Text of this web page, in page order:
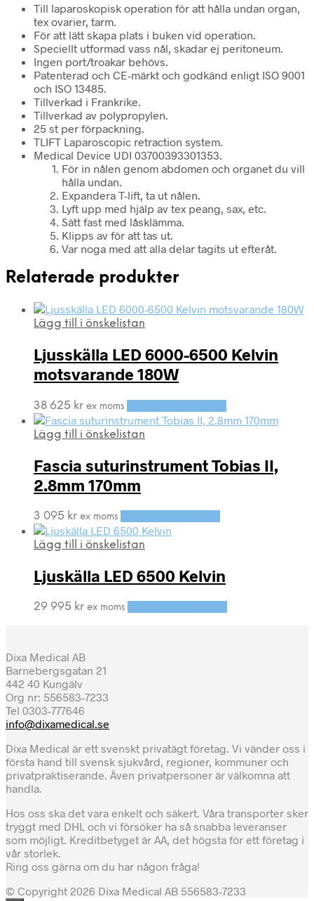
Till laparoskopisk operation för att hålla undan organ,
tex ovarier, tarm.
För att lätt skapa plats i buken vid operation.
Speciellt utformad vass nål, skadar ej peritoneum.
Ingen port/troakar behövs.
Patenterad och CE-märkt och godkänd enligt ISO 9001
och ISO 13485.
Tillverkad i Frankrike.
Tillverkad av polypropylen.
25 st per förpackning.
TLIFT Laparoscopic retraction system.
Medical Device UDI 03700393301353.
För in nålen genom abdomen och organet du vill
hålla undan.
Expandera T-lift, ta ut nålen.
Lyft upp med hjälp av tex peang, sax, etc.
Sätt fast med låsklämma.
Klipps av för att tas ut.
Var noga med att alla delar tagits ut efteråt.
Relaterade produkter
Lägg till i önskelistan
Ljusskälla LED 6000-6500 Kelvin
motsvarande 180W
38 625 kr ex moms
Lägg till i önskelistan
Fascia suturinstrument Tobias II,
2.8mm 170mm
3 095 kr ex moms
Lägg till i önskelistan
Ljuskälla LED 6500 Kelvin
29 995 kr ex moms
Dixa Medical AB
Barnebergsgatan 21
442 40 Kungälv
Org nr: 556583-7233
Tel 0303-777646
info@dixamedical.se
Dixa Medical är ett svenskt privatägt företag. Vi vänder oss i
första hand till svensk sjukvård, regioner, kommuner och
privatpraktiserande. Även privatpersoner är välkomna att
handla.
Hos oss ska det vara enkelt och säkert. Våra transporter sker
tryggt med DHL och vi försöker ha så snabba leveranser
som möjligt. Kreditbetyget är AA, det högsta för ett företag i
vår storlek.
Ring oss gärna om du har någon fråga!
© Copyright 2026 Dixa Medical AB 556583-7233